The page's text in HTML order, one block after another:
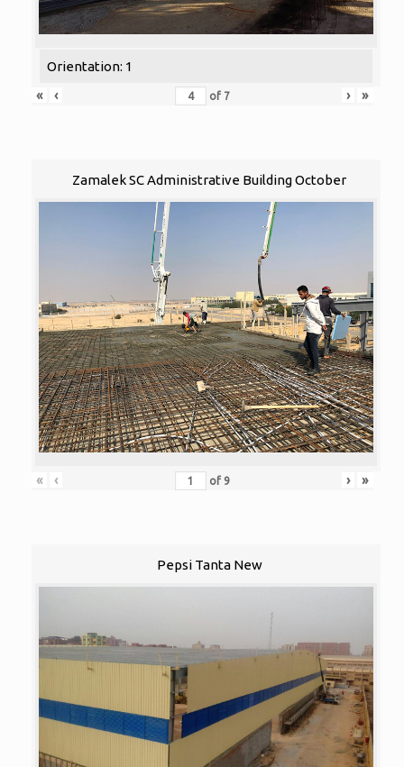
Orientation: 1
«
‹ of 7 › »
Zamalek SC Administrative Building October
« ‹ of 9 › »
Pepsi Tanta New